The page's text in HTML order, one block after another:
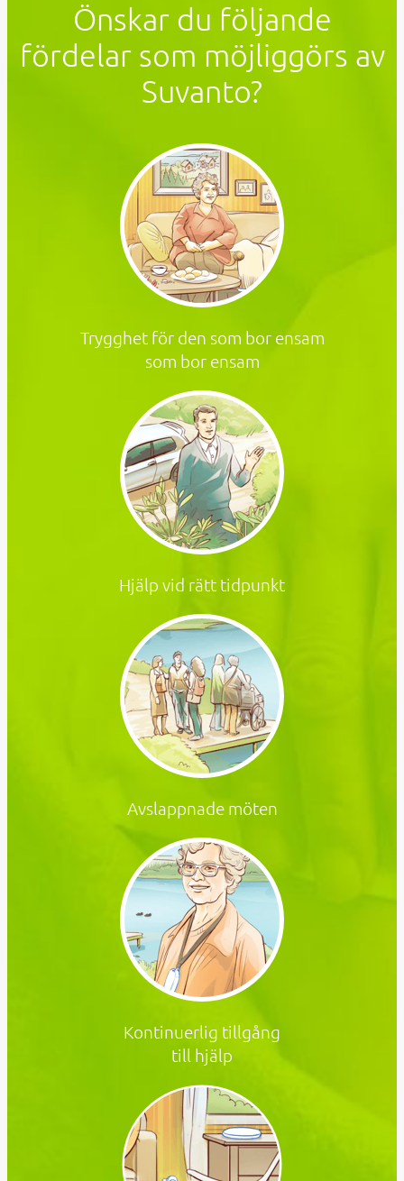
Önskar du följande
fördelar som möjliggörs av
Suvanto?
Trygghet för den som bor ensam
som bor ensam
Hjälp vid rätt tidpunkt
Avslappnade möten
Kontinuerlig tillgång
till hjälp